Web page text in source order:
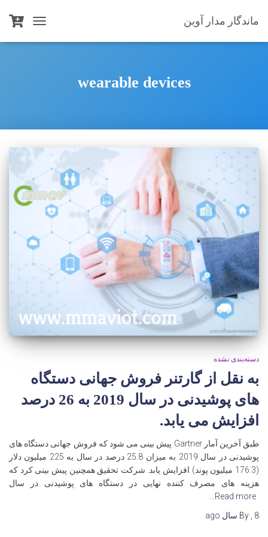
ماندگار مدار آوین
TOGGLE
NAVIGATION
wearable devices
دسته‌بندی نشده
به نقل از گارتنر فروش جهانی دستگاه
های پوشیدنی در سال 2019 به 26 درصد
افزایش می یابد.
طبق آخرین آمار Gartner پیش بینی می شود که فروش جهانی دستگاه های
پوشیدنی در سال 2019 به میزان 25.8 درصد در سال به 225 میلیون دلار
(176.3 میلیون پوند) افزایش یابد. شرکت تحقیق همچنین پیش بینی کرد که
هزینه های مصرف کننده نهایی در دستگاه های پوشیدنی در سال
Read more…
By
8 سال